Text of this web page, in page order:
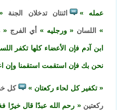
عمله اثنتان تدخلان الجنة
اللسان ورجليه أي الفرج
ابن آدم فإن الأعضاء كلها تكفر
نحن بك فإن استقمت استقمنا وإن
تكفير كل لحاء ركعتان كل
ركعتين رحم الله عبدًا قال